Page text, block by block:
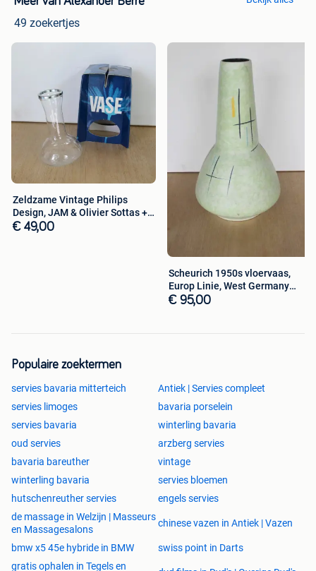
49 zoekertjes
Zeldzame Vintage Philips
Design, JAM & Olivier Sottas +
Doos
€ 49,00
Scheurich 1950s vloervaas,
Europ Linie, West Germany
Atomic
€ 95,00
Populaire zoektermen
servies bavaria mitterteich
Antiek | Servies compleet
servies limoges
bavaria porselein
servies bavaria
winterling bavaria
oud servies
arzberg servies
bavaria bareuther
vintage
winterling bavaria
servies bloemen
hutschenreuther servies
engels servies
de massage in Welzijn | Masseurs
en Massagesalons
chinese vazen in Antiek | Vazen
bmw x5 45e hybride in BMW
swiss point in Darts
gratis ophalen in Tegels en